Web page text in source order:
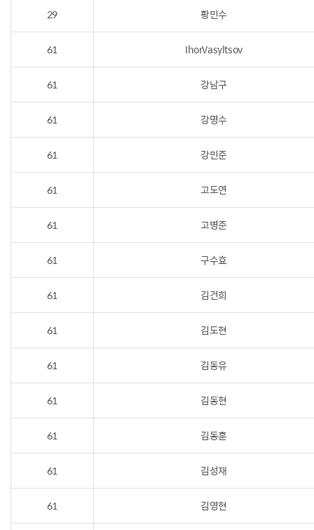
29 황민수
61 IhorVasyltsov
61 강남구
61 강명수
61 강민준
61 고도연
61 고병준
61 구수효
61 김건희
61 김도현
61 김동유
61 김동현
61 김동훈
61 김성재
61 김영현